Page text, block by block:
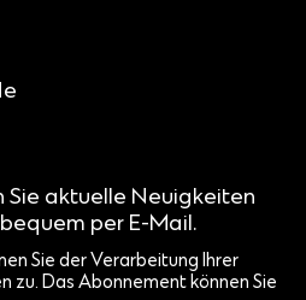
Sie aktuelle Neuigkeiten
per E-Mail.
Sie der Verarbeitung Ihrer
zu. Das Abonnement können Sie